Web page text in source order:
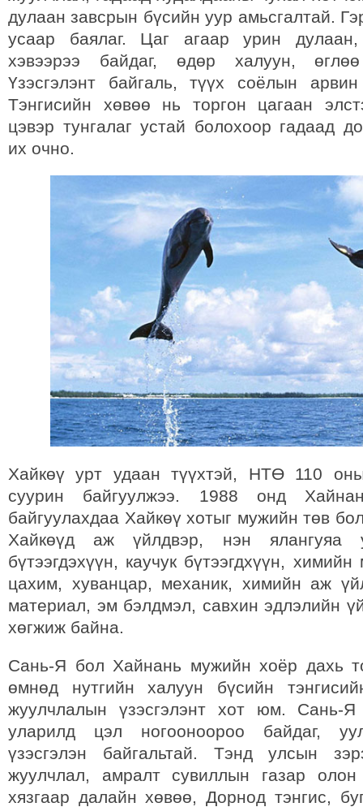
дулаан завсрын бүсийн уур амьсгалтай.
усаар баялаг. Цаг агаар урин
хэвээрээ байдаг, өдөр халуун,
Үзэсгэлэнт байгаль, түүх соёлын
Тэнгисийн хөвөө нь торгон цагаан
цэвэр тунгалаг устай болохоор гадаад
их очно.
Хайкөү урт удаан түүхтэй, НТӨ 110
суурин байгуулжээ. 1988 онд
байгуулахдаа Хайкөү хотыг мужийн төв
Хайкөүд аж үйлдвэр, нэн ялангуяа
бүтээгдэхүүн, каучук бүтээгдхүүн,
цахим, хуванцар, механик, химийн аж
материал, эм бэлдмэл, савхин эдлэлийн
хөгжиж байна.
Сань-Я бол Хайнань мужийн хоёр дахь
өмнөд нутгийн халуун бүсийн
жуулчлалын үзэсгэлэнт хот юм. Сань-
уларилд цэл ногооноороо байдаг,
үзэсгэлэн байгальтай. Тэнд улсын
жуулчлал, амралт сувиллын газар
хязгаар далайн хөвөө, Дорнод тэнгис,